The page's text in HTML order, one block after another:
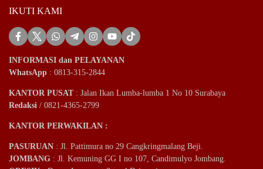
IKUTI KAMI
INFORMASI dan PELAYANAN
WhatsApp : 0813-315-2844
KANTOR PUSAT: Jalan Ikan Lumba-lumba 1 No 10 Surabaya
Redaksi / 0821-4365-2799
KANTOR PERWAKILAN :
PASURUAN : Jl. Pattimura no 29 Cangkringmalang Beji.
JOMBANG : Jl. Kemuning GG I no 107, Candimulyo Jombang.